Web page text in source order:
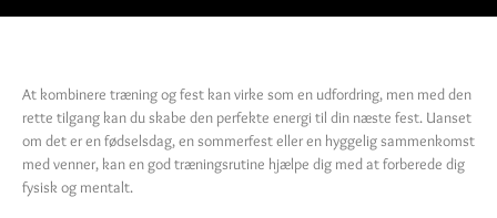
At kombinere træning og fest kan virke som en udfordring, men med den
rette tilgang kan du skabe den perfekte energi til din næste fest. Uanset
om det er en fødselsdag, en sommerfest eller en hyggelig sammenkomst
med venner, kan en god træningsrutine hjælpe dig med at forberede dig
fysisk og mentalt.